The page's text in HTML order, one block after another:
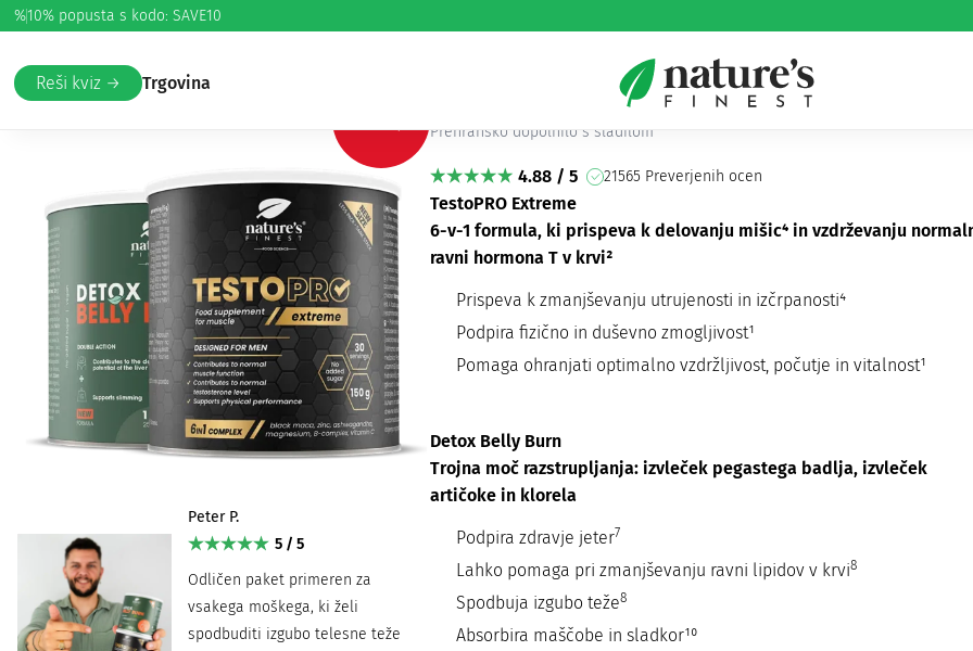
%10% popusta s kodo: SAVE10
Reši kviz → Trgovina
Domov/Zdravje/Hormonsko ravnovesje/ Men’s Hormonal Fat Reset
Peter P.
5 / 5
Odličen paket primeren za
vsakega moškega, ki želi
spodbuditi izgubo telesne teže
Men’s Hormonal Fat Reset
Prehransko dopolnilo s sladilom
4.88 / 5 21565 Preverjenih ocen
TestoPRO Extreme
6-v-1 formula, ki prispeva k delovanju mišic⁴ in vzdrževanju
ravni hormona T v krvi²
Prispeva k zmanjševanju utrujenosti in izčrpanosti⁴
Podpira fizično in duševno zmogljivost¹
Pomaga ohranjati optimalno vzdržljivost, počutje in vitalnost¹
Detox Belly Burn
Trojna moč razstrupljanja: izvleček pegastega badlja, izvleček
artičoke in klorela
Podpira zdravje jeter7
Lahko pomaga pri zmanjševanju ravni lipidov v krvi8
Spodbuja izgubo teže8
Absorbira maščobe in sladkor¹⁰